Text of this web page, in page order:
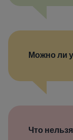
Можно ли
Что